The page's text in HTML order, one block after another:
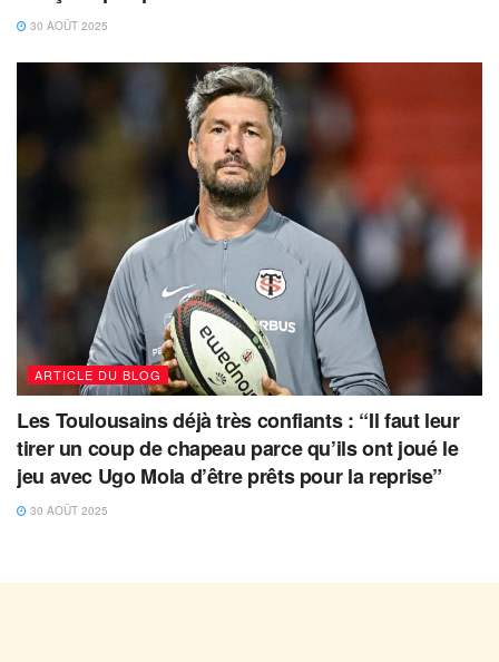
30 AOÛT 2025
ARTICLE DU BLOG
Les Toulousains déjà très confiants : “Il faut leur
tirer un coup de chapeau parce qu’ils ont joué le
jeu avec Ugo Mola d’être prêts pour la reprise”
30 AOÛT 2025